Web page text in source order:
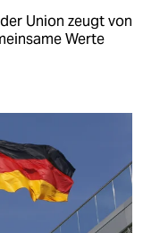
Union zeugt von
Werte